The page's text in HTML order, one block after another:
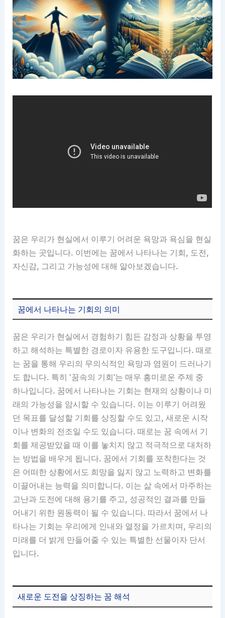
꿈은 우리가 현실에서 이루기 어려운 욕망과 욕심을 현실
화하는 곳입니다. 이번에는 꿈에서 나타나는 기회, 도전,
자신감, 그리고 가능성에 대해 알아보겠습니다.
꿈에서 나타나는 기회의 의미
꿈은 우리가 현실에서 경험하기 힘든 감정과 상황을 투영
하고 해석하는 특별한 경로이자 유용한 도구입니다. 때로
는 꿈을 통해 우리의 무의식적인 욕망과 염원이 드러나기
도 합니다. 특히 ‘꿈속의 기회’는 매우 흥미로운 주제 중
하나입니다. 꿈에서 나타나는 기회는 현재의 상황이나 미
래의 가능성을 암시할 수 있습니다. 이는 이루기 어려웠
던 목표를 달성할 기회를 상징할 수도 있고, 새로운 시작
이나 변화의 전조일 수도 있습니다. 때로는 꿈 속에서 기
회를 제공받았을 때 이를 놓치지 않고 적극적으로 대처하
는 방법을 배우게 됩니다. 꿈에서 기회를 포착한다는 것
은 어떠한 상황에서도 희망을 잃지 않고 노력하고 변화를
이끌어내는 능력을 의미합니다. 이는 삶 속에서 마주하는
고난과 도전에 대해 용기를 주고, 성공적인 결과를 만들
어내기 위한 원동력이 될 수 있습니다. 따라서 꿈에서 나
타나는 기회는 우리에게 인내와 열정을 가르치며, 우리의
미래를 더 밝게 만들어줄 수 있는 특별한 선물이자 단서
입니다.
새로운 도전을 상징하는 꿈 해석